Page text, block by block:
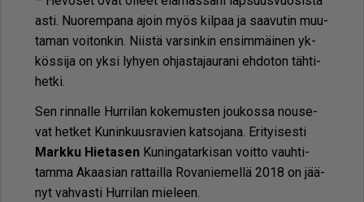
as­ti. Nuo­rem­pa­na ajoin myös kil­paa ja saa­vu­tin muu­
ta­man voi­ton­kin. Niis­tä var­sin­kin en­sim­mäi­nen yk­
kös­si­ja on yk­si ly­hy­en oh­jas­ta­jau­ra­ni eh­do­ton täh­ti­
het­ki.
Sen rin­nal­le Hur­ri­lan ko­ke­mus­ten jou­kos­sa nou­se­
vat het­ket Ku­nin­kuus­ra­vien kat­so­ja­na. Eri­tyi­ses­ti
Mark­ku Hie­ta­sen Ku­nin­ga­tar­ki­san voit­to vauh­ti­
tam­ma Akaa­si­an rat­tail­la Ro­va­nie­mel­lä 2018 on jää­
nyt vah­vas­ti Hur­ri­lan mie­leen.